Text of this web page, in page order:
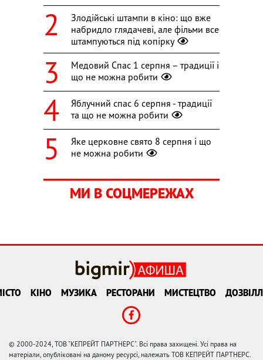
Злодійські штампи в кіно: що вже
набридло глядачеві, але фільми все
штампуються під копірку
Медовий Спас 1 серпня – традиції і
що не можна робити
Яблучний спас 6 серпня - традиції
та що не можна робити
Яке церковне свято 8 серпня і що
не можна робити
МИ В СОЦМЕРЕЖАХ
КІНО МУЗИКА РЕСТОРАНИ МИСТЕЦТВО
© 2000-2024, ТОВ "КЕПРЕЙТ ПАРТНЕРС". Всі права захищені. Усі права на
матеріали, опубліковані на даному ресурсі, належать ТОВ КЕПРЕЙТ ПАРТНЕРС.